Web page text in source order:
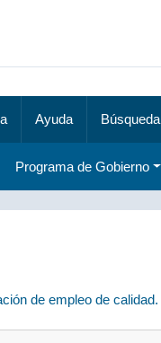
Ayuda Búsqueda
Programa de Gobierno
de empleo de calidad.